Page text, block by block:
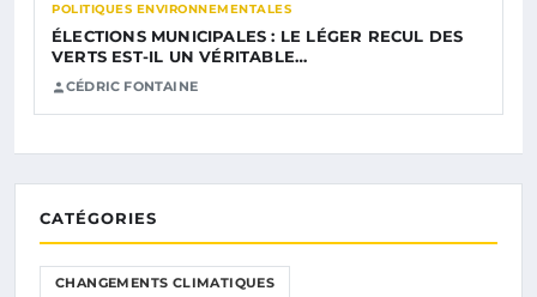
POLITIQUES ENVIRONNEMENTALES
ÉLECTIONS MUNICIPALES : LE LÉGER RECUL DES
VERTS EST-IL UN VÉRITABLE…
CÉDRIC FONTAINE
CATÉGORIES
CHANGEMENTS CLIMATIQUES